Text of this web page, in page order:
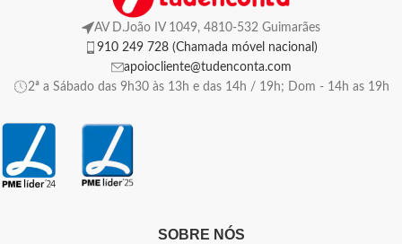
AV D.João IV 1049, 4810-532 Guimarães
910 249 728 (Chamada móvel nacional)
apoiocliente@tudenconta.com
2ª a Sábado das 9h30 às 13h e das 14h / 19h; Dom - 14h as 19h
SOBRE NÓS